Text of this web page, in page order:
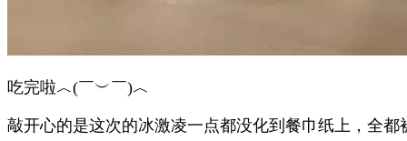
吃完啦︿(￣︶￣)︿
敲开心的是这次的冰激凌一点都没化到餐巾纸上，全都